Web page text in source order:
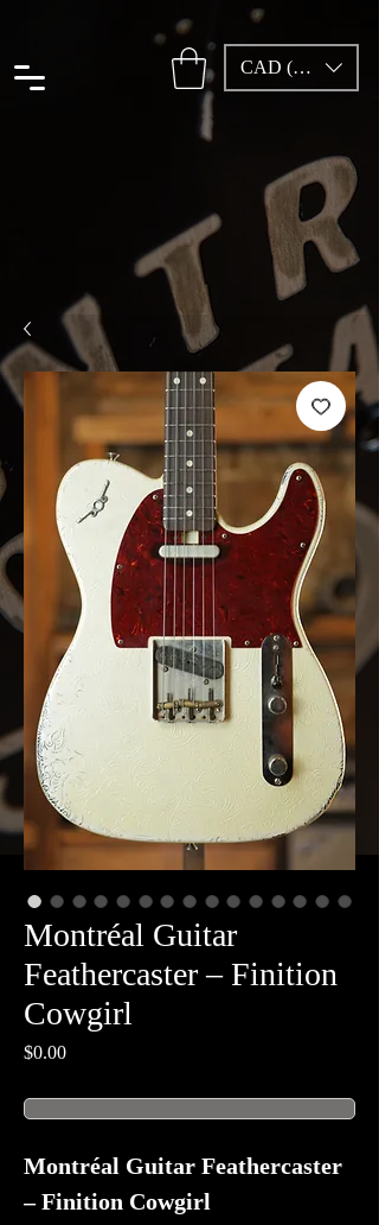
CAD (C$)
Montréal Guitar
Feathercaster – Finition
Cowgirl
$0.00Price
Montréal Guitar Feathercaster
– Finition Cowgirl